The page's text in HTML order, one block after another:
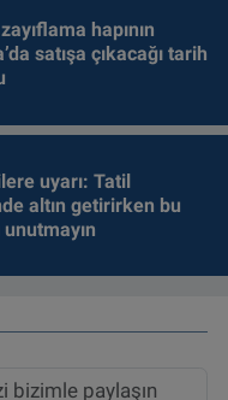
hapının
satışa çıkacağı tarih
uyarı: Tatil
altın getirirken bu